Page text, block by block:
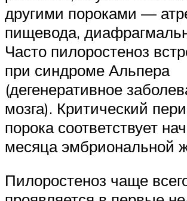
другими пороками —
пищевода,
Часто пилоростеноз
при синдроме Альпера
(дегенеративное
мозга). Критический
порока соответствует
месяца эмбриональной
Пилоростеноз чаще